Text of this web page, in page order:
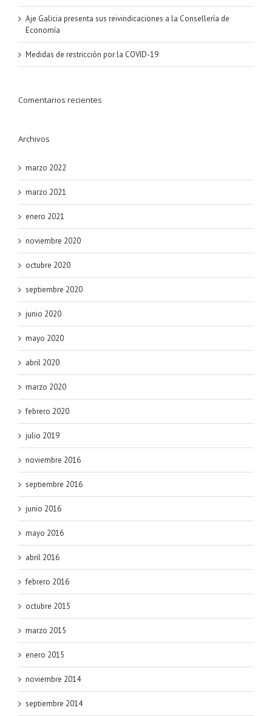
Aje Galicia presenta sus reivindicaciones a la Consellería de
Economía
Medidas de restricción por la COVID-19
Comentarios recientes
Archivos
marzo 2022
marzo 2021
enero 2021
noviembre 2020
octubre 2020
septiembre 2020
junio 2020
mayo 2020
abril 2020
marzo 2020
febrero 2020
julio 2019
noviembre 2016
septiembre 2016
junio 2016
mayo 2016
abril 2016
febrero 2016
octubre 2015
marzo 2015
enero 2015
noviembre 2014
septiembre 2014